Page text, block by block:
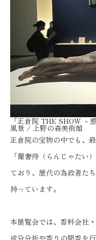
「正倉院 THE SHOW －
風景 / 上野の森美術館
正倉院の宝物の中でも、
「蘭奢待（らんじゃたい
ており、歴代の為政者た
持っています。
本展覧会では、香料会社
成分分析や香りの聞香を